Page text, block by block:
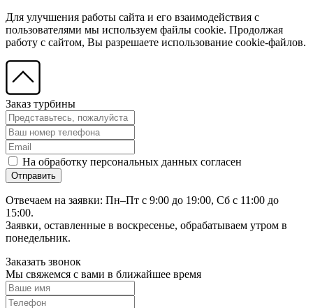
Для улучшения работы сайта и его взаимодействия с
пользователями мы используем файлы cookie. Продолжая
работу с сайтом, Вы разрешаете использование cookie-файлов.
Заказ турбины
На обработку персональных данных согласен
Отвечаем на заявки: Пн–Пт с 9:00 до 19:00, Сб с 11:00 до
15:00.
Заявки, оставленные в воскресенье, обрабатываем утром в
понедельник.
Заказать звонок
Мы свяжемся с вами в ближайшее время